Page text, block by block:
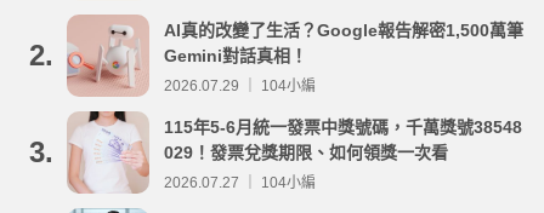
2.
AI真的改變了生活？Google報告解密1,500萬筆
Gemini對話真相！
2026.07.29 ｜ 104小編
3.
115年5-6月統一發票中獎號碼，千萬獎號38548
029！發票兌獎期限、如何領獎一次看
2026.07.27 ｜ 104小編